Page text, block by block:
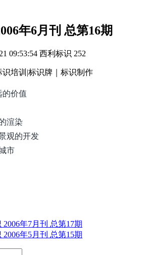
年6月刊 总第16期
09:53:54 西利标识 252
价值
渲染
观的开发
市
2006年7月刊 总第17期
2006年5月刊 总第15期